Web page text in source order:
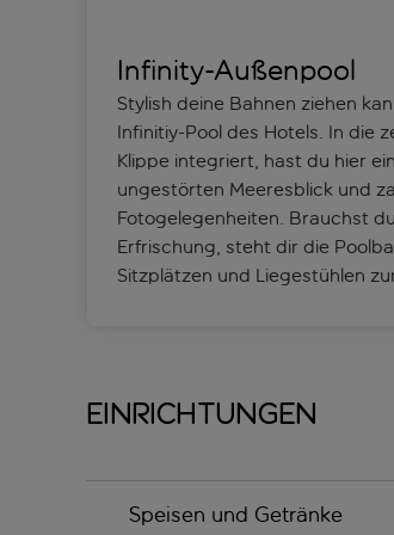
Infinity-Außenpool
Stylish deine Bahnen ziehen
Infinitiy-Pool des Hotels. In die
Klippe integriert, hast du hier
ungestörten Meeresblick und
Fotogelegenheiten. Brauchst
Erfrischung, steht dir die
Sitzplätzen und Liegestühlen
Einrichtungen
Speisen und Getränke